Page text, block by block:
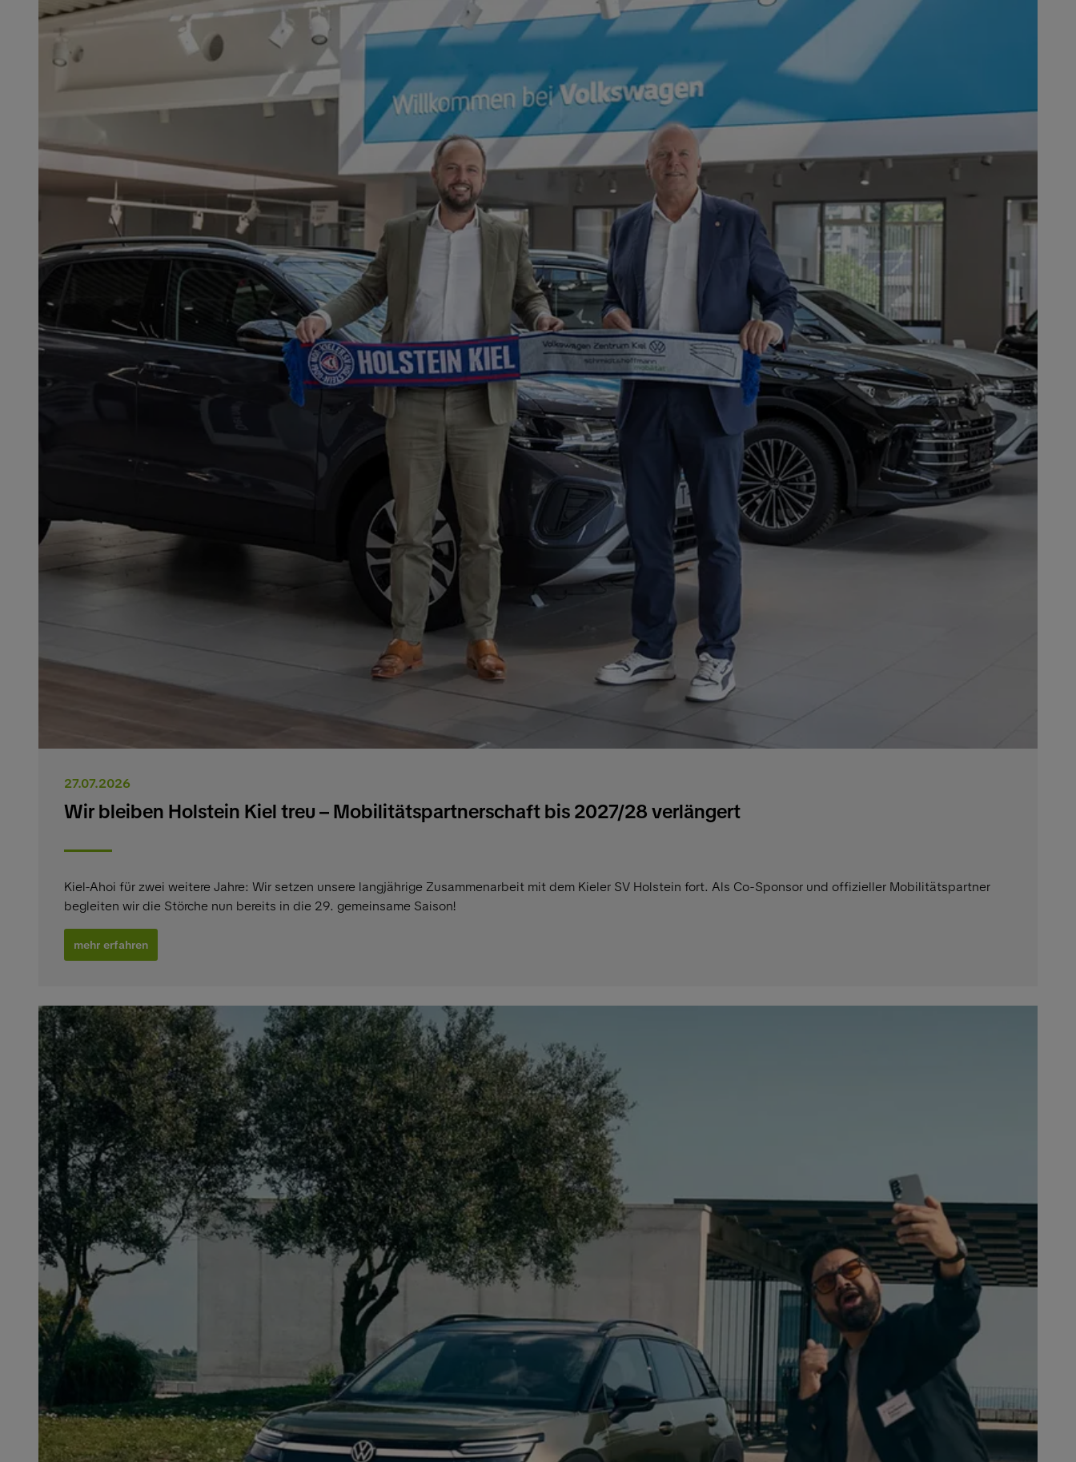
27.07.2026
Wir bleiben Holstein Kiel treu – Mobilitätspartnerschaft bis 2027/28 verlängert
Kiel-Ahoi für zwei weitere Jahre: Wir setzen unsere langjährige Zusammenarbeit mit dem Kieler SV Holstein fort. Als Co-Sponsor und offizieller Mobilitätspartner
begleiten wir die Störche nun bereits in die 29. gemeinsame Saison!
mehr erfahren